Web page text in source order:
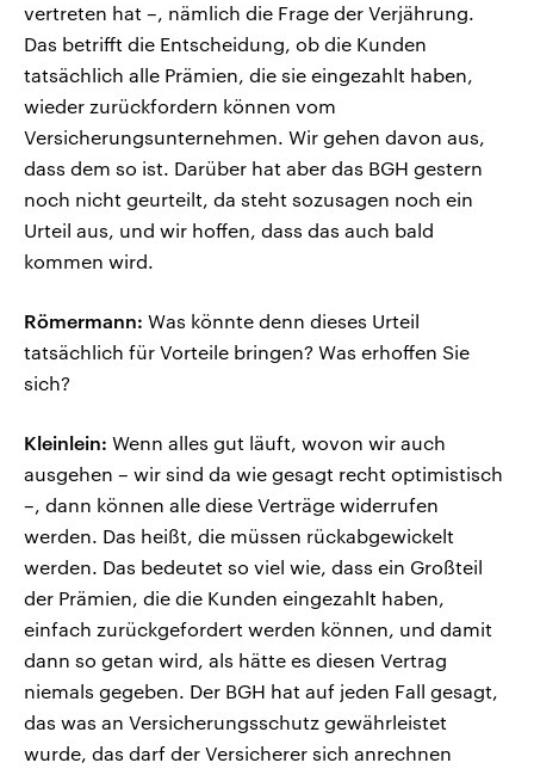
vertreten hat –, nämlich die Frage der Verjährung.
Das betrifft die Entscheidung, ob die Kunden
tatsächlich alle Prämien, die sie eingezahlt haben,
wieder zurückfordern können vom
Versicherungsunternehmen. Wir gehen davon aus,
dass dem so ist. Darüber hat aber das BGH gestern
noch nicht geurteilt, da steht sozusagen noch ein
Urteil aus, und wir hoffen, dass das auch bald
kommen wird.
Römermann: Was könnte denn dieses Urteil
tatsächlich für Vorteile bringen? Was erhoffen Sie
sich?
Kleinlein: Wenn alles gut läuft, wovon wir auch
ausgehen – wir sind da wie gesagt recht optimistisch
–, dann können alle diese Verträge widerrufen
werden. Das heißt, die müssen rückabgewickelt
werden. Das bedeutet so viel wie, dass ein Großteil
der Prämien, die die Kunden eingezahlt haben,
einfach zurückgefordert werden können, und damit
dann so getan wird, als hätte es diesen Vertrag
niemals gegeben. Der BGH hat auf jeden Fall gesagt,
das was an Versicherungsschutz gewährleistet
wurde, das darf der Versicherer sich anrechnen